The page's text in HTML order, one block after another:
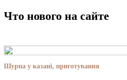
Что нового на сайте
Шурпа у казані, приготування